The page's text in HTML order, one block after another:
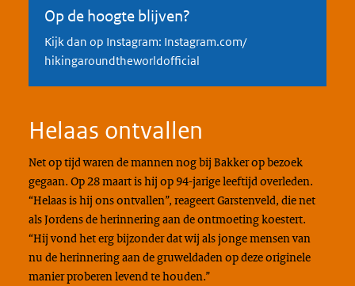
Op de hoogte blijven?
Kijk dan op Instagram: Instagram.com/
hikingaroundtheworldofficial
Helaas ontvallen
Net op tijd waren de mannen nog bij Bakker op bezoek
gegaan. Op 28 maart is hij op 94-jarige leeftijd overleden.
“Helaas is hij ons ontvallen”, reageert Garstenveld, die net
als Jordens de herinnering aan de ontmoeting koestert.
“Hij vond het erg bijzonder dat wij als jonge mensen van
nu de herinnering aan de gruweldaden op deze originele
manier proberen levend te houden.”